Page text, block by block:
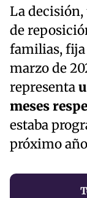
La decisión,
de
familias, fija
marzo de
representa
meses
estaba
próximo